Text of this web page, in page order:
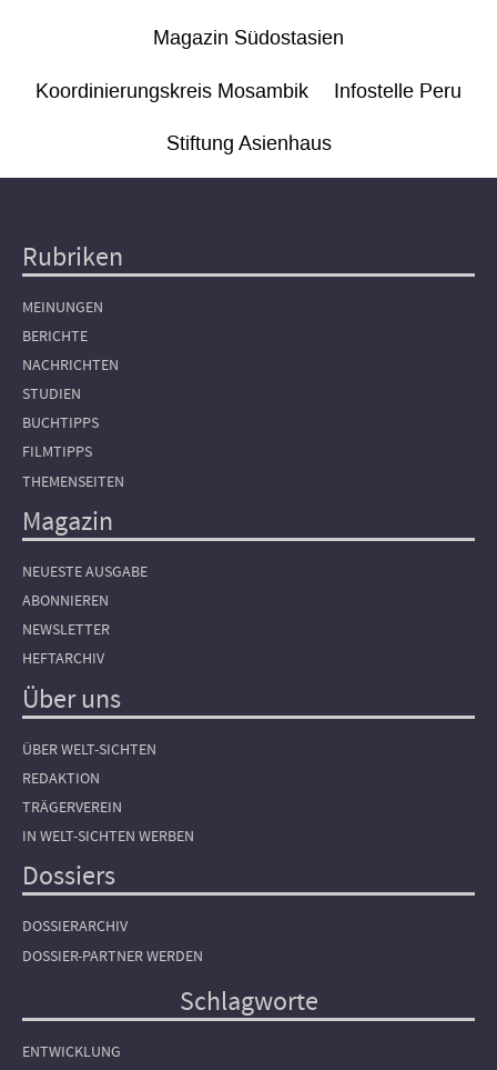
Magazin Südostasien
Koordinierungskreis Mosambik Infostelle Peru
Stiftung Asienhaus
Hauptnavigation
Rubriken
MEINUNGEN
BERICHTE
NACHRICHTEN
STUDIEN
BUCHTIPPS
FILMTIPPS
THEMENSEITEN
Magazin
NEUESTE AUSGABE
ABONNIEREN
NEWSLETTER
HEFTARCHIV
Über uns
ÜBER WELT-SICHTEN
REDAKTION
TRÄGERVEREIN
IN WELT-SICHTEN WERBEN
Dossiers
DOSSIERARCHIV
DOSSIER-PARTNER WERDEN
Schlagworte
ENTWICKLUNG